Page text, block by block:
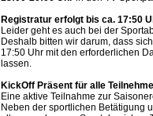
Registratur erfolgt bis ca. 17:50
Leider geht es auch bei der
Deshalb bitten wir darum, dass
17:50 Uhr mit den erforderlichen
lassen.
KickOff Präsent für alle
Eine aktive Teilnahme zur
Neben der sportlichen Betätigung